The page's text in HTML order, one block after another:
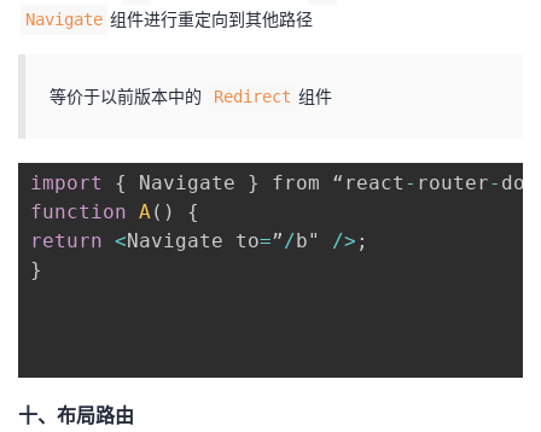
Navigate 组件进行重定向到其他路径
等价于以前版本中的 Redirect 组件
import { Navigate } from “react - router-
function A( )
{
return <Navigate to=”/b" /> ;
}
十、布局路由